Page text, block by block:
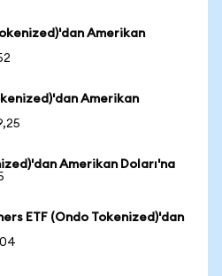
Amerikan
Amerikan
Amerikan Doları'na
ETF (Ondo Tokenized)'dan